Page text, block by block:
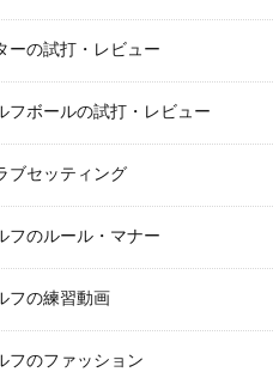
ーの試打・レビュー
フボールの試打・レビュー
ブセッティング
フのルール・マナー
フの練習動画
フのファッション